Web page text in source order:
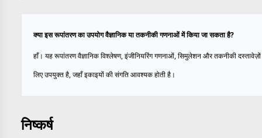
क्या इस रूपांतरण का उपयोग वैज्ञानिक या तकनीकी गणनाओं में किया जा सकता है?
हाँ। यह रूपांतरण वैज्ञानिक विश्लेषण, इंजीनियरिंग गणनाओं, सिमुलेशन और तकनीकी
लिए उपयुक्त है, जहाँ इकाइयों की संगति आवश्यक होती है।
निष्कर्ष